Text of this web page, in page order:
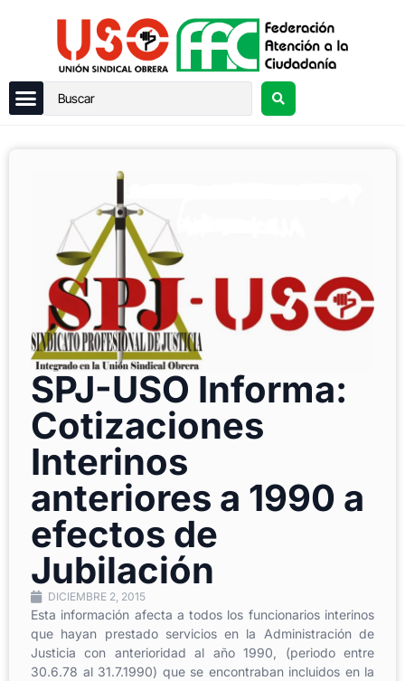
SPJ-USO Informa:
Cotizaciones
Interinos
anteriores a 1990 a
efectos de
Jubilación
DICIEMBRE 2, 2015
Esta información afecta a todos los funcionarios interinos
que hayan prestado servicios en la Administración de
Justicia con anterioridad al año 1990, (periodo entre
30.6.78 al 31.7.1990) que se encontraban incluidos en la